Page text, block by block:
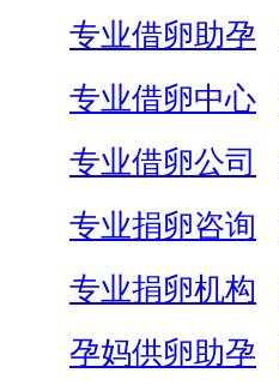
专业借卵助孕
专业借卵中心
专业借卵公司
专业捐卵咨询
专业捐卵机构
孕妈供卵助孕